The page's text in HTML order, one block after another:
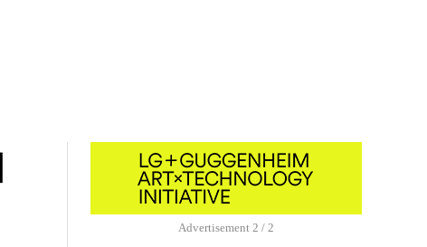
Advertisement 2 / 2